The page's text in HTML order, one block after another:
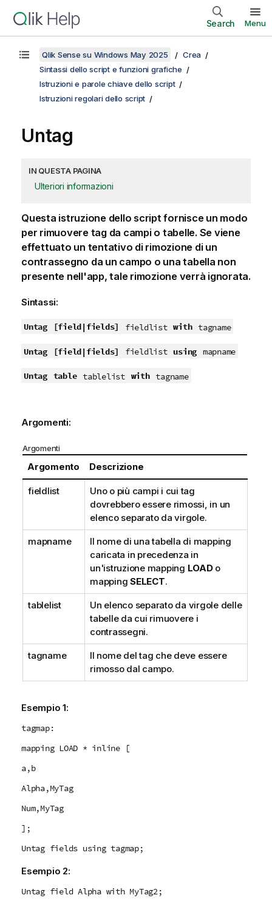
Search Menu
Qlik Sense su Windows May 2025
Crea
Sintassi dello script e funzioni grafiche
Istruzioni e parole chiave dello script
Istruzioni regolari dello script
Untag
IN QUESTA PAGINA
Ulteriori informazioni
Questa istruzione dello script fornisce un modo
per rimuovere tag da campi o tabelle. Se viene
effettuato un tentativo di rimozione di un
contrassegno da un campo o una tabella non
presente nell'app, tale rimozione verrà ignorata.
Sintassi:
Untag [field|fields] fieldlist with tagname
Untag [field|fields] fieldlist using mapname
Untag table tablelist with tagname
Argomenti:
Argomenti
Argomento Descrizione
fieldlist
Uno o più campi i cui tag
dovrebbero essere rimossi, in un
elenco separato da virgole.
mapname
Il nome di una tabella di mapping
caricata in precedenza in
un'istruzione mapping LOADo
mapping SELECT.
tablelist
Un elenco separato da virgole delle
tabelle da cui rimuovere i
contrassegni.
tagname
Il nome del tag che deve essere
rimosso dal campo.
Esempio 1:
tagmap:
mapping LOAD * inline [
a,b
Alpha,MyTag
Num,MyTag
];
Untag fields using tagmap;
Esempio 2:
Untag field Alpha with MyTag2;